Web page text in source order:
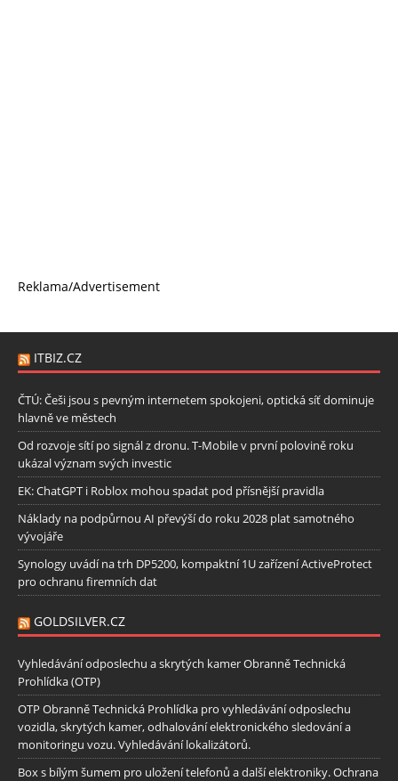
Reklama/Advertisement
ITBIZ.CZ
ČTÚ: Češi jsou s pevným internetem spokojeni, optická síť dominuje
hlavně ve městech
Od rozvoje sítí po signál z dronu. T-Mobile v první polovině roku
ukázal význam svých investic
EK: ChatGPT i Roblox mohou spadat pod přísnější pravidla
Náklady na podpůrnou AI převýší do roku 2028 plat samotného
vývojáře
Synology uvádí na trh DP5200, kompaktní 1U zařízení ActiveProtect
pro ochranu firemních dat
GOLDSILVER.CZ
Vyhledávání odposlechu a skrytých kamer Obranně Technická
Prohlídka (OTP)
OTP Obranně Technická Prohlídka pro vyhledávání odposlechu
vozidla, skrytých kamer, odhalování elektronického sledování a
monitoringu vozu. Vyhledávání lokalizátorů.
Box s bílým šumem pro uložení telefonů a další elektroniky. Ochrana